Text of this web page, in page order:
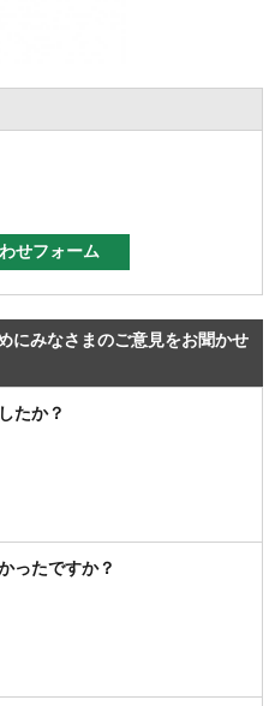
にみなさまのご意見をお聞かせ
たか？
ったですか？